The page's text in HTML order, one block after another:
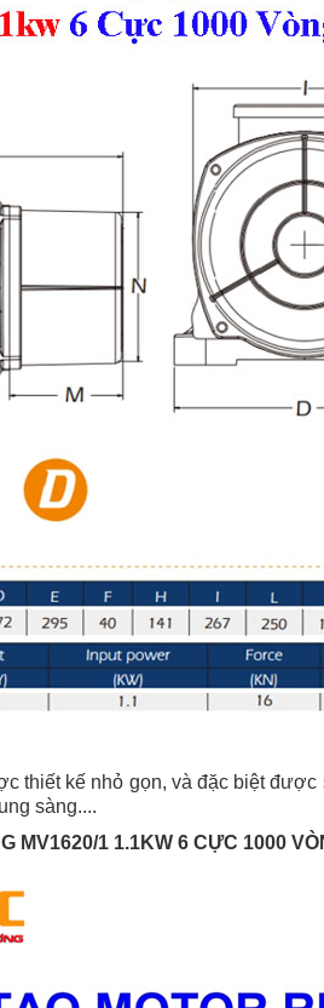
thiết kế nhỏ gọn, và đặc biệt
sàng....
MV1620/1 1.1KW 6 CỰC 1000